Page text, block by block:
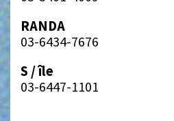
RANDA
03-6434-7676
S / île
03-6447-1101